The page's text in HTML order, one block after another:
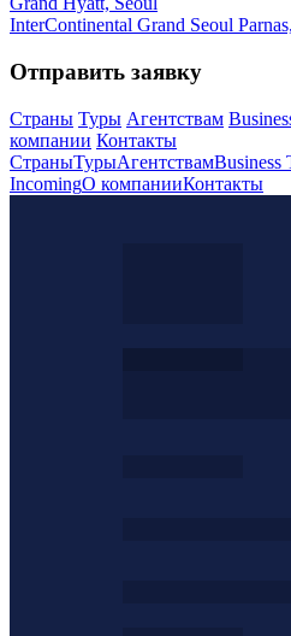
InterContinental Grand Seoul
Отправить заявку
Страны Туры Агентствам
компании Контакты
СтраныТурыАгентствамBusiness
IncomingО компанииКонтакты